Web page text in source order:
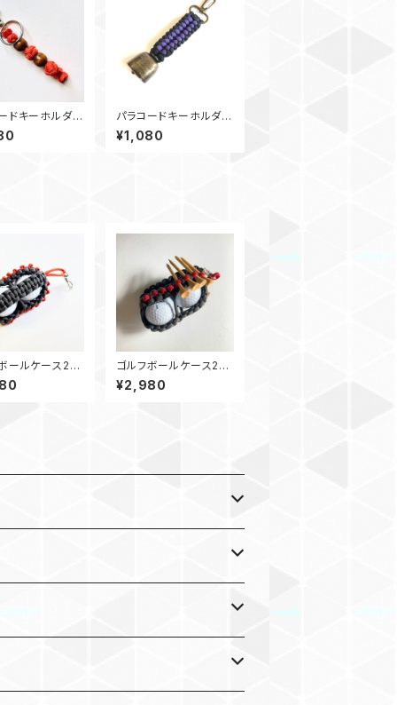
ドキーホルダ
モンド_ウッ
2_Rナット2_オ
パラコードキーホルダ
ー 熊鈴_SC_紫黒 カ
ウベル キーリング
¥1,080
ールケース2
ルダー Gオレン
ゴルフボールケース2
ティーホルダー GR
¥2,980